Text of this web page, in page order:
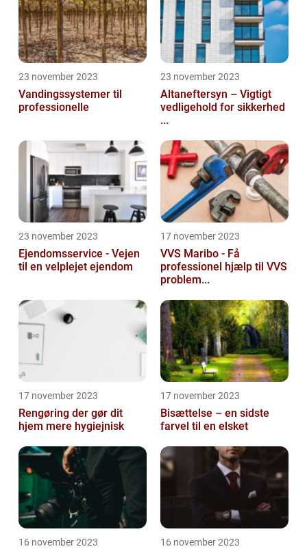
23 november 2023
Vandingssystemer til
professionelle
23 november 2023
Altaneftersyn – Vigtigt
vedligehold for sikkerhed
...
23 november 2023
Ejendomsservice - Vejen
til en velplejet ejendom
17 november 2023
VVS Maribo - Få
professionel hjælp til VVS
problem...
17 november 2023
Rengøring der gør dit
hjem mere hygiejnisk
17 november 2023
Bisættelse – en sidste
farvel til en elsket
16 november 2023 16 november 2023